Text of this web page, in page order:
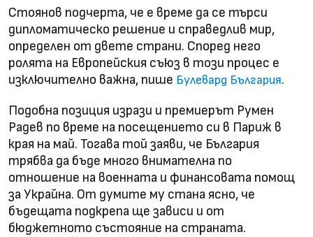
Стоянов подчерта, че е време да се търси
дипломатическо решение и справедлив мир,
определен от двете страни. Според него
ролята на Европейския съюз в този процес е
изключително важна, пише Булевард България.
Подобна позиция изрази и премиерът Румен
Радев по време на посещението си в Париж в
края на май. Тогава той заяви, че България
трябва да бъде много внимателна по
отношение на военната и финансовата помощ
за Украйна. От думите му стана ясно, че
бъдещата подкрепа ще зависи и от
бюджетното състояние на страната.